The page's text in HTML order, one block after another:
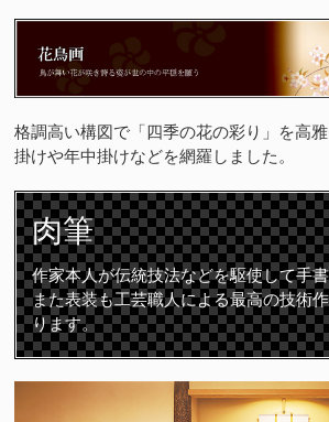
格調高い構図で「四季の花の彩り」を高
掛けや年中掛けなどを網羅しました。
肉筆
作家本人が伝統技法などを駆使して手
また表装も工芸職人による最高の技術
ります。